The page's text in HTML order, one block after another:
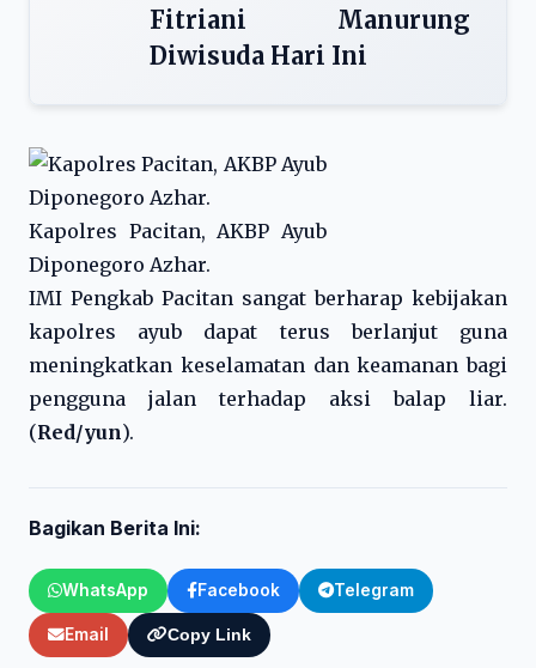
Fitriani Manurung
Diwisuda Hari Ini
Kapolres Pacitan, AKBP Ayub
Diponegoro Azhar.
IMI Pengkab Pacitan sangat berharap kebijakan
kapolres ayub dapat terus berlanjut guna
meningkatkan keselamatan dan keamanan bagi
pengguna jalan terhadap aksi balap liar.
(Red/yun).
Bagikan Berita Ini:
WhatsApp Facebook Telegram
Email Copy Link